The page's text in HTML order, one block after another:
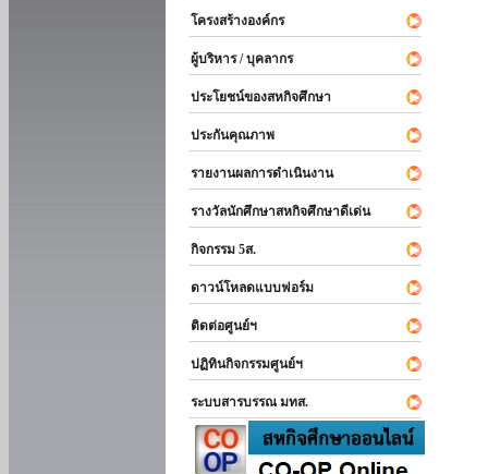
โครงสร้างองค์กร
ผู้บริหาร / บุคลากร
ประโยชน์ของสหกิจศึกษา
ประกันคุณภาพ
รายงานผลการดำเนินงาน
รางวัลนักศึกษาสหกิจศึกษาดีเด่น
กิจกรรม 5ส.
ดาวน์โหลดแบบฟอร์ม
ติดต่อศูนย์ฯ
ปฏิทินกิจกรรมศูนย์ฯ
ระบบสารบรรณ มทส.